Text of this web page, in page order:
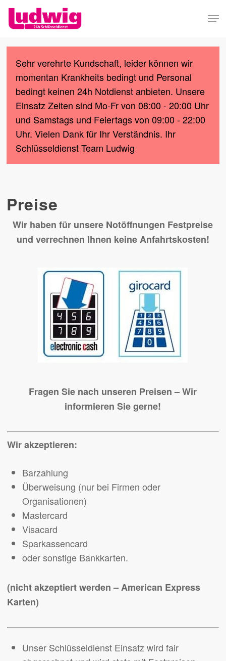
Skip
content
Sehr verehrte Kundschaft, leider können wir
momentan Krankheits bedingt und Personal
bedingt keinen 24h Notdienst anbieten. Unsere
Einsatz Zeiten sind Mo-Fr von 08:00 - 20:00 Uhr
und Samstags und Feiertags von 09:00 - 22:00
Uhr. Vielen Dank für Ihr Verständnis. Ihr
Schlüsseldienst Team Ludwig
Preise
Wir haben für unsere Notöffnungen Festpreise
und verrechnen Ihnen keine Anfahrtskosten!
Fragen Sie nach unseren Preisen – Wir
informieren Sie gerne!
Wir akzeptieren:
Barzahlung
Überweisung (nur bei Firmen oder
Organisationen)
Mastercard
Visacard
Sparkassencard
oder sonstige Bankkarten.
(nicht akzeptiert werden – American Express
Karten)
Unser Schlüsseldienst Einsatz wird fair
Menu